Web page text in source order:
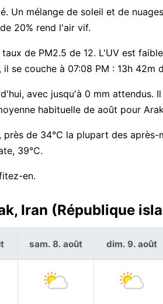
Un mélange de soleil et de
20% rend l'air vif.
de PM2.5 de 12. L'UV est
se couche à 07:08 PM : 13h 42m
avec jusqu'à 0 mm attendus.
habituelle de août pour
de 34°C la plupart des
39°C.
en.
Iran (République
sam. 8. août dim. 9. août